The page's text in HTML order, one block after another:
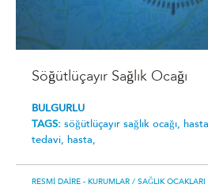
Söğütlüçayır Sağlık Ocağı
BULGURLU
TAGS: söğütlüçayır sağlık ocağı,
tedavi, hasta,
RESMI DAIRE - KURUMLAR / SAĞLIK OCAKLARI